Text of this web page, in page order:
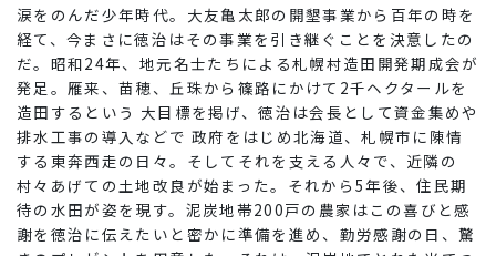
涙をのんだ少年時代。大友亀太郎の開墾事業から百年の時を
経て、今まさに徳治はその事業を引き継ぐことを決意したの
だ。昭和24年、地元名士たちによる札幌村造田開発期成会が
発足。雁来、苗穂、丘珠から篠路にかけて2千ヘクタールを
造田するという 大目標を掲げ、徳治は会長として資金集めや
排水工事の導入などで 政府をはじめ北海道、札幌市に陳情
する東奔西走の日々。そしてそれを支える人々で、近隣の
村々あげての土地改良が始まった。それから5年後、住民期
待の水田が姿を現す。泥炭地帯200戸の農家はこの喜びと感
謝を徳治に伝えたいと密かに準備を進め、勤労感謝の日、驚